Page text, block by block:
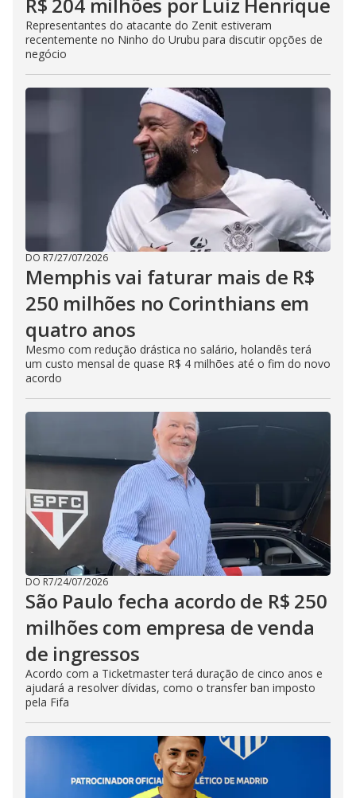
Representantes do atacante do Zenit estiveram
recentemente no Ninho do Urubu para discutir opções de
negócio
DO R7/27/07/2026
Memphis vai faturar mais de R$
250 milhões no Corinthians em
quatro anos
Mesmo com redução drástica no salário, holandês terá
um custo mensal de quase R$ 4 milhões até o fim do novo
acordo
DO R7/24/07/2026
São Paulo fecha acordo de R$ 250
milhões com empresa de venda
de ingressos
Acordo com a Ticketmaster terá duração de cinco anos e
ajudará a resolver dívidas, como o transfer ban imposto
pela Fifa